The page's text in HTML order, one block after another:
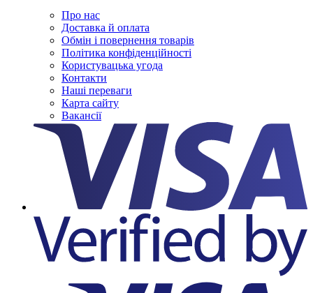
Про нас
Доставка й оплата
Обмін і повернення товарів
Політика конфіденційності
Користувацька угода
Контакти
Наші переваги
Карта сайту
Вакансії